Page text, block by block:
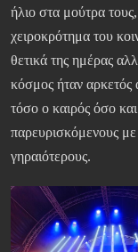
ήλιο στα μούτρα
χειροκρότημα του
θετικά της ημέρας
κόσμος ήταν
τόσο ο καιρός όσο
παρευρισκόμενους
γηραιότερους.